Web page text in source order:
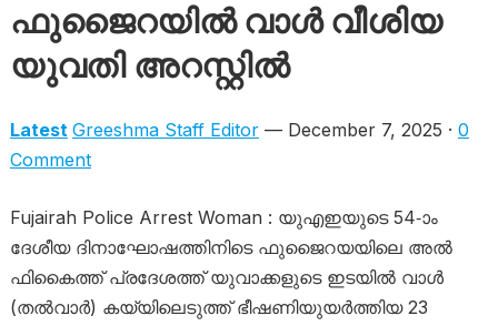
ഫുജൈറയിൽ വാൾ വീശിയ
യുവതി അറസ്റ്റിൽ
Latest Greeshma Staff Editor— December 7, 2025 · 0
Comment
Fujairah Police Arrest Woman : യുഎഇയുടെ 54-ാം
ദേശീയ ദിനാഘോഷത്തിനിടെ ഫുജൈറയയിലെ അൽ
ഫികൈത്ത് പ്രദേശത്ത് യുവാക്കളുടെ ഇടയിൽ വാൾ
(തൽവാർ) കയ്യിലെടുത്ത് ഭീഷണിയുയർത്തിയ 23